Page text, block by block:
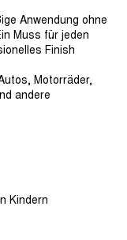
Anwendung ohne
Muss für jeden
Finish
Motorräder,
andere
Kindern